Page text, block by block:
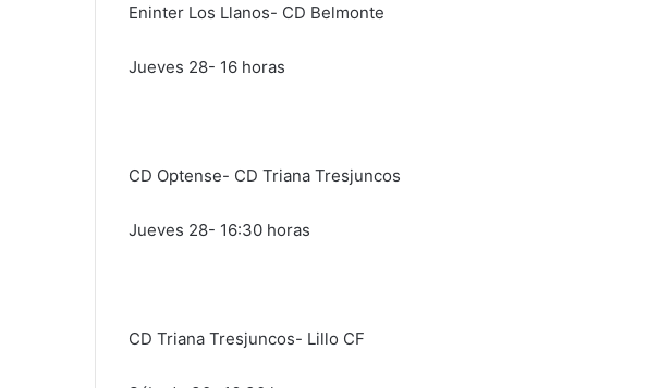
Eninter Los Llanos- CD Belmonte
Jueves 28- 16 horas
CD Optense- CD Triana Tresjuncos
Jueves 28- 16:30 horas
CD Triana Tresjuncos- Lillo CF